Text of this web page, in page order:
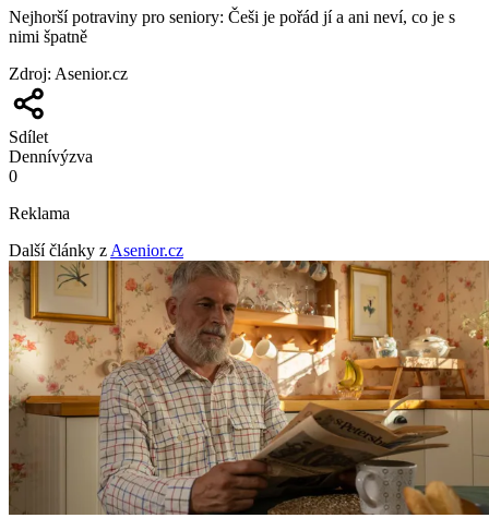
Nejhorší potraviny pro seniory: Češi je pořád jí a ani neví, co je s
nimi špatně
Zdroj: Asenior.cz
Sdílet
Dennívýzva
0
Reklama
Další články z Asenior.cz